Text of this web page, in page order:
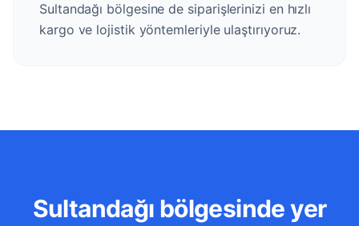
Sultandağı bölgesine de siparişlerinizi en hızlı
kargo ve lojistik yöntemleriyle ulaştırıyoruz.
Sultandağı bölgesinde yer